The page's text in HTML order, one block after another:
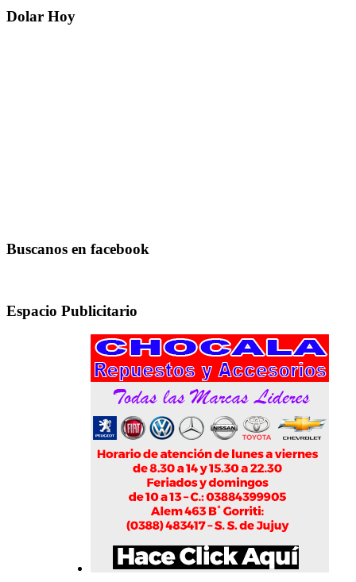
Dolar Hoy
Buscanos en facebook
Espacio Publicitario